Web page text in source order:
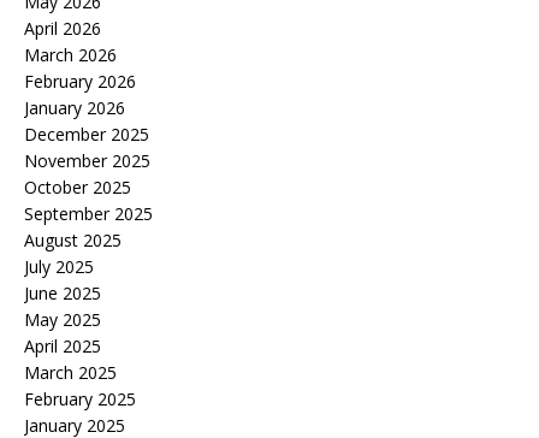
April 2026
March 2026
February 2026
January 2026
December 2025
November 2025
October 2025
September 2025
August 2025
July 2025
June 2025
May 2025
April 2025
March 2025
February 2025
January 2025